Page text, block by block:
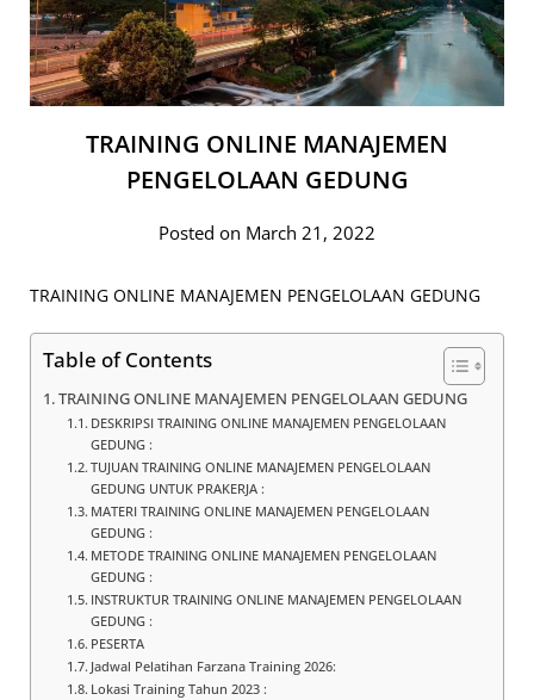
TRAINING ONLINE MANAJEMEN
PENGELOLAAN GEDUNG
Posted on March 21, 2022
TRAINING ONLINE MANAJEMEN PENGELOLAAN GEDUNG
Table of Contents
TRAINING ONLINE MANAJEMEN PENGELOLAAN GEDUNG
DESKRIPSI TRAINING ONLINE MANAJEMEN PENGELOLAAN
GEDUNG :
TUJUAN TRAINING ONLINE MANAJEMEN PENGELOLAAN
GEDUNG UNTUK PRAKERJA :
MATERI TRAINING ONLINE MANAJEMEN PENGELOLAAN
GEDUNG :
METODE TRAINING ONLINE MANAJEMEN PENGELOLAAN
GEDUNG :
INSTRUKTUR TRAINING ONLINE MANAJEMEN PENGELOLAAN
GEDUNG :
PESERTA
Jadwal Pelatihan Farzana Training 2026:
Lokasi Training Tahun 2023 :